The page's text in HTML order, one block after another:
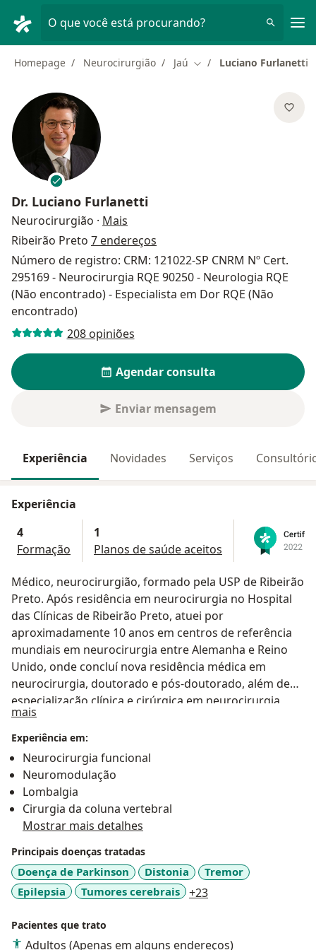
O que você está procurando?
Homepage Neurocirurgião Jaú Mudar de cidade
Luciano Furlanetti
Dr. Luciano Furlanetti
Neurocirurgião · Mais
Ribeirão Preto 7 endereços
Número de registro: CRM: 121022-SP CNRM Nº Cert.
295169 - Neurocirurgia RQE 90250 - Neurologia RQE
(Não encontrado) - Especialista em Dor RQE (Não
encontrado)
208 opiniões
Agendar consulta
Enviar mensagem
Experiência Novidades Serviços
Experiência
4
Formação
1
Planos de saúde aceitos
Médico, neurocirurgião, formado pela USP de Ribeirão
Preto. Após residência em neurocirurgia no Hospital
das Clínicas de Ribeirão Preto, atuei por
aproximadamente 10 anos em centros de referência
mundiais em neurocirurgia entre Alemanha e Reino
Unido, onde concluí nova residência médica em
neurocirurgia, doutorado e pós-doutorado, além de
especialização clínica e cirúrgica em neurocirurgia
funcional e neurooncologia. Minhas especialidades
são o Manejo Cirúrgico dos Distúrbios do Movimento
(Doença de Parkinson, Tremor e Distonia), tratamento
da dor crônica e tratamento cirúrgico da epilepsia de
difícil controle. Tenho também vasta experiência com
o tratamento cirúrgico dos tumores cerebrais e
medulares, da base do crânio e com cirurgia de
coluna. Aqui, um breve resumo de minha experiência e
formação acadêmica no Brasil e exterior: Brasil: -
Graduação em Medicina pela Faculdade de Medicina
de Ribeirao Preto da Universidade de São Paulo (USP) -
Residência Médica em Neurocirurgia no Hospital das
Clínicas de Ribeirão Preto da Universidade de São
Paulo (HCRP-USP) - Membro titular da Sociedade
mais
Experiência em:
Neurocirurgia funcional
Neuromodulação
Lombalgia
Cirurgia da coluna vertebral
Mostrar mais detalhes
Principais doenças tratadas
Doença de Parkinson Distonia
Tremor
Epilepsia
Tumores cerebrais +23
Pacientes que trato
Adultos (Apenas em alguns endereços)